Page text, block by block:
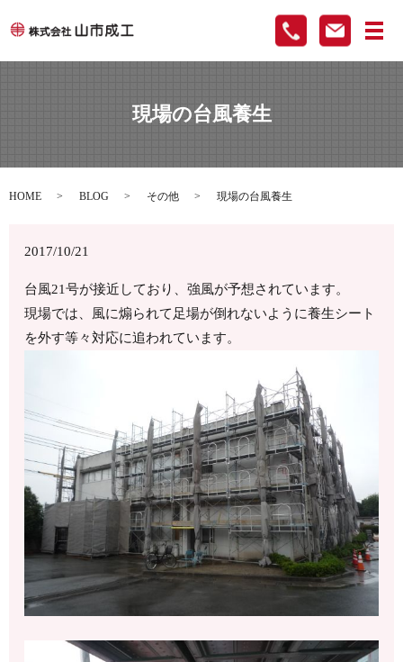
メ
現場の台風養生
HOME BLOG その他 現場の台風養生
2017/10/21
台風21号が接近しており、強風が予想されています。
現場では、風に煽られて足場が倒れないように養生シート
を外す等々対応に追われています。